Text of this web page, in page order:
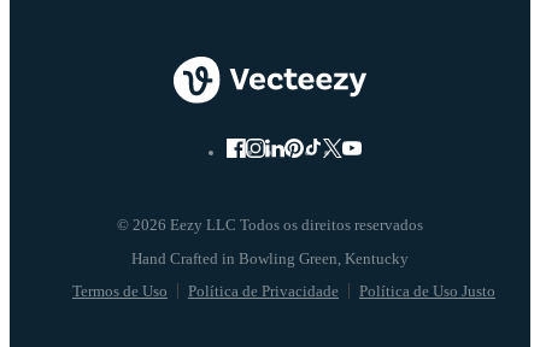
© 2026 Eezy LLC Todos os direitos reservados
Termos de Uso Política de Privacidade Política de Uso Justo